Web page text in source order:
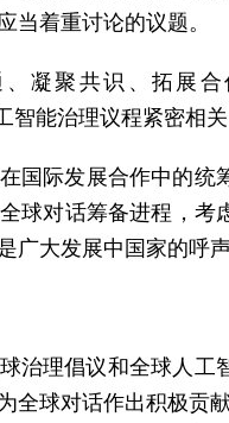
当着重讨论的议题。
凝聚共识、拓展
智能治理议程紧密
国际发展合作中的
球对话筹备进程，
广大发展中国家的呼
治理倡议和全球人
全球对话作出积极贡